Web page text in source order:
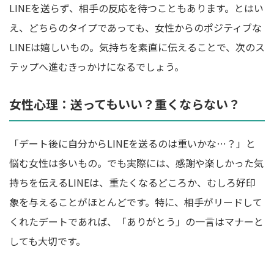
LINEを送らず、相手の反応を待つこともあります。とはい
え、どちらのタイプであっても、女性からのポジティブな
LINEは嬉しいもの。気持ちを素直に伝えることで、次のス
テップへ進むきっかけになるでしょう。
女性心理：送ってもいい？重くならない？
「デート後に自分からLINEを送るのは重いかな…？」と
悩む女性は多いもの。でも実際には、感謝や楽しかった気
持ちを伝えるLINEは、重たくなるどころか、むしろ好印
象を与えることがほとんどです。特に、相手がリードして
くれたデートであれば、「ありがとう」の一言はマナーと
しても大切です。